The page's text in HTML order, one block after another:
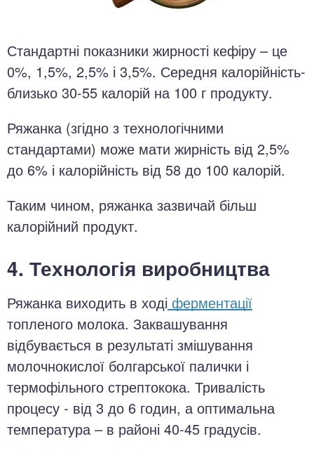
Стандартні показники жирності кефіру – це
0%, 1,5%, 2,5% і 3,5%. Середня калорійність-
близько 30-55 калорій на 100 г продукту.
Ряжанка (згідно з технологічними
стандартами) може мати жирність від 2,5%
до 6% і калорійність від 58 до 100 калорій.
Таким чином, ряжанка зазвичай більш
калорійний продукт.
4. Технологія виробництва
Ряжанка виходить в ході ферментації
топленого молока. Заквашування
відбувається в результаті змішування
молочнокислої болгарської палички і
термофільного стрептокока. Тривалість
процесу - від 3 до 6 годин, а оптимальна
температура – в районі 40-45 градусів.